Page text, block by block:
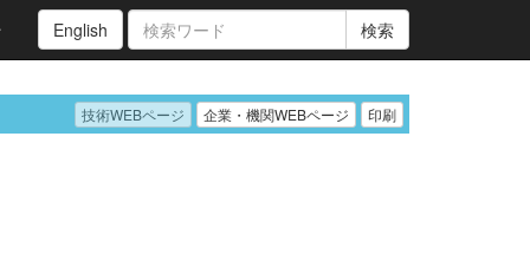
English 検索
技術WEBページ 企業・機関WEBページ 印刷